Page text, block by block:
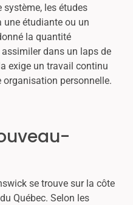
système, les études
une étudiante ou un
la quantité
dans un laps de
exige un travail continu
organisation personnelle.
se trouve sur la côte
Québec. Selon les